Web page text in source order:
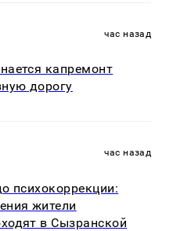
час назад
капремонт
дорогу
час назад
психокоррекции:
жители
в Сызранской